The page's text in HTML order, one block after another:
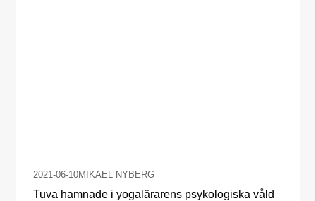
2021-06-10MIKAEL NYBERG
Tuva hamnade i yogalärarens psykologiska våld